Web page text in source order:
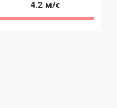
4.2 м/с